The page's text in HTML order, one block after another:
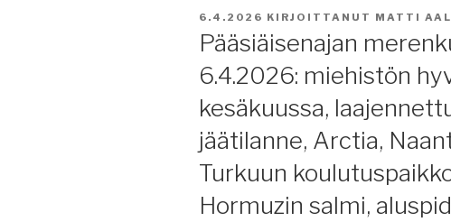
JULKAISTU
6.4.2026 KIRJOITTANUT MATTI
Pääsiäisenajan
6.4.2026: miehistön
kesäkuussa,
jäätilanne, Arctia,
Turkuun
Hormuzin salmi,